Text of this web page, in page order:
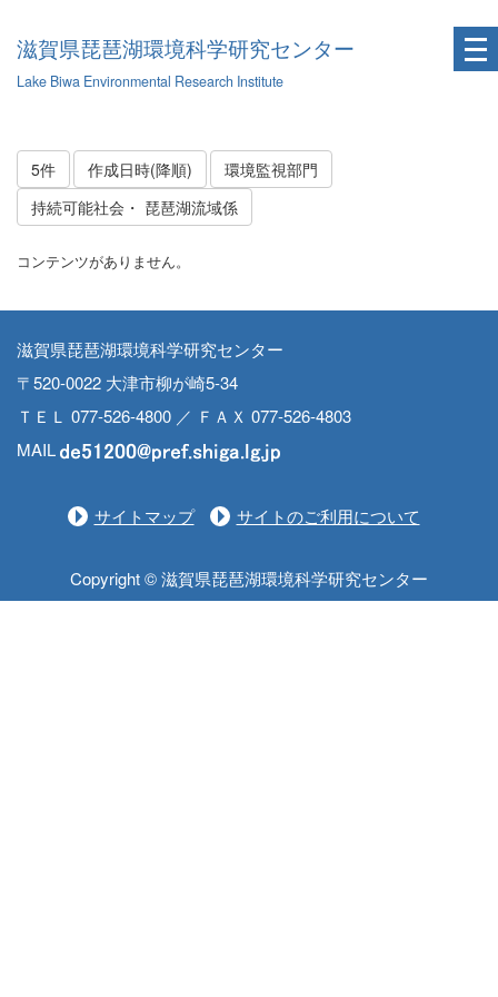
滋賀県琵琶湖環境科学研究センター
Lake Biwa Environmental Research Institute
5件 作成日時(降順)
環境監視部門
持続可能社会・ 琵琶湖流域係
コンテンツがありません。
滋賀県琵琶湖環境科学研究センター
〒520-0022 大津市柳が崎5-34
ＴＥＬ 077-526-4800 ／ ＦＡＸ 077-526-4803
MAIL
サイトマップ サイトのご利用について
Copyright © 滋賀県琵琶湖環境科学研究センター